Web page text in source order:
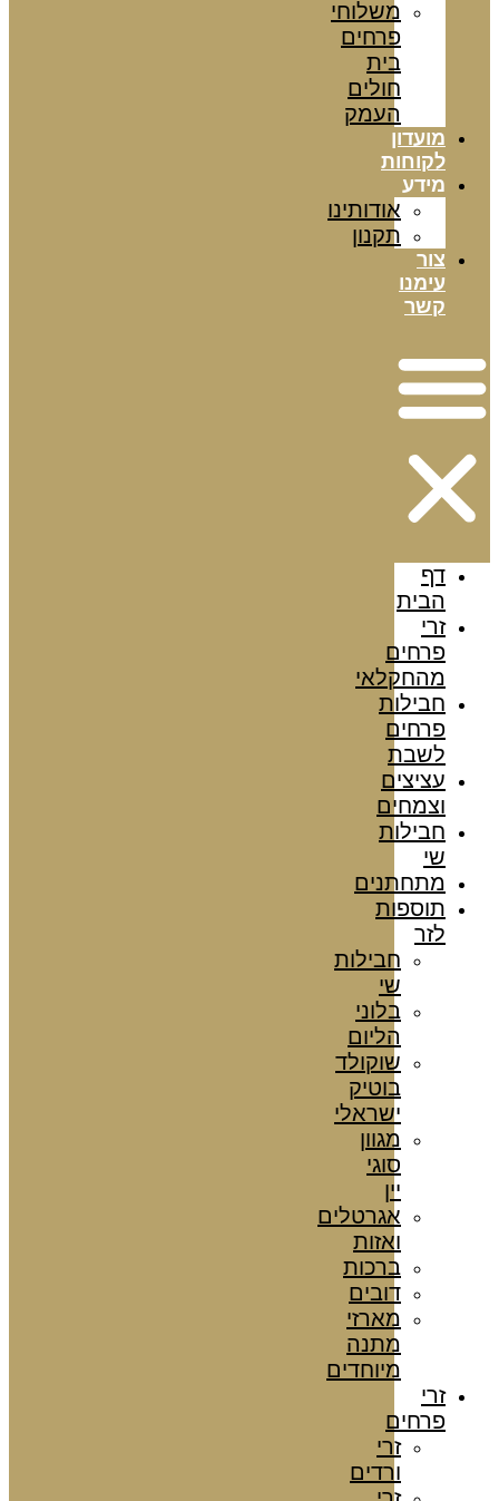
משלוחי
פרחים
בית
חולים
העמק
מועדון
לקוחות
מידע
אודותינו
תקנון
צור
עימנו
קשר
דף
הבית
זרי
פרחים
מהחקלאי
חבילות
פרחים
לשבת
עציצים
וצמחים
חבילות
שי
מתחתנים
תוספות
לזר
חבילות
שי
בלוני
הליום
שוקולד
בוטיק
ישראלי
מגוון
סוגי
יין
אגרטלים
ואזות
ברכות
דובים
מארזי
מתנה
מיוחדים
זרי
פרחים
זרי
ורדים